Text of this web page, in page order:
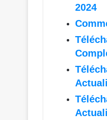
2024